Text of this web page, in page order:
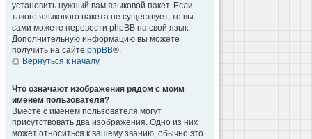
установить нужный вам языковой пакет. Если
такого языкового пакета не существует, то вы
сами можете перевести phpBB на свой язык.
Дополнительную информацию вы можете
получить на сайте phpBB®.
Вернуться к началу
Что означают изображения рядом с моим
именем пользователя?
Вместе с именем пользователя могут
присутствовать два изображения. Одно из них
может относиться к вашему званию, обычно это